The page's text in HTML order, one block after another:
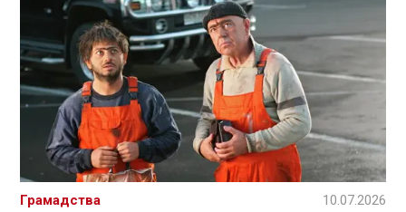
Грамадства 10.07.2026